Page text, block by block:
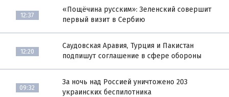
12:37
«Пощёчина русским»: Зеленский совершит
первый визит в Сербию
12:20
Саудовская Аравия, Турция и Пакистан
подпишут соглашение в сфере обороны
09:32
За ночь над Россией уничтожено 203
украинских беспилотника